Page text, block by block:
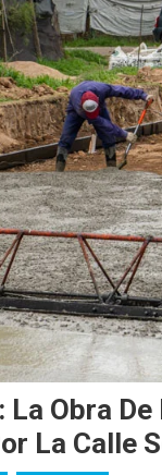
La Obra
La Calle